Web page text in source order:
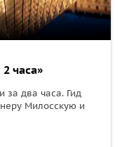
часа»
за два часа. Гид
Милосскую и